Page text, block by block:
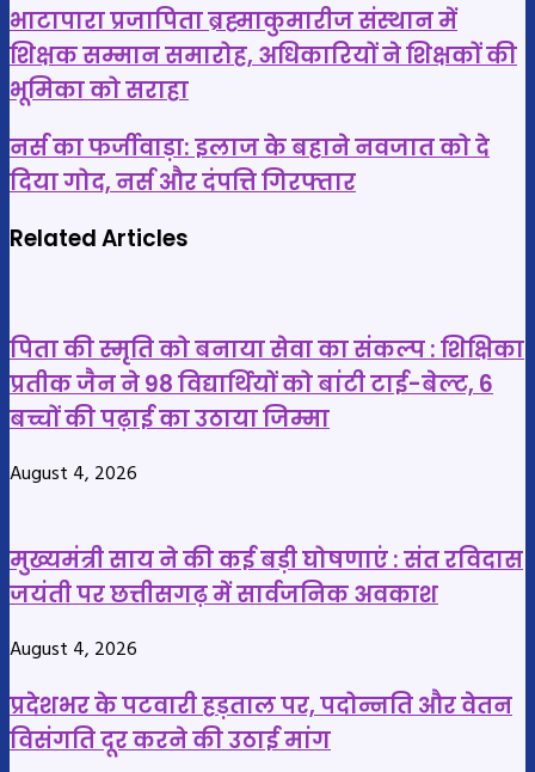
भाटापारा
प्रजापिता
ब्रह्माकुमारीज
संस्थान
में
शिक्षक
समारोह,
शिक्षकों
की
भूमिका
को
भाटापारा प्रजापिता ब्रह्माकुमारीज संस्थान में
शिक्षक सम्मान समारोह, अधिकारियों ने शिक्षकों की
भूमिका को सराहा
नर्स
का
इलाज
नवजात
को
दे
दिया
नर्स
दंपत्ति
गिरफ्तार
नर्स का फर्जीवाड़ा: इलाज के बहाने नवजात को दे
दिया गोद, नर्स और दंपत्ति गिरफ्तार
Related Articles
पिता की स्मृति को बनाया सेवा का संकल्प : शिक्षिका
प्रतीक जैन ने 98 विद्यार्थियों को बांटी टाई-बेल्ट, 6
बच्चों की पढ़ाई का उठाया जिम्मा
August 4, 2026
मुख्यमंत्री साय ने की कई बड़ी घोषणाएं : संत रविदास
जयंती पर छत्तीसगढ़ में सार्वजनिक अवकाश
August 4, 2026
प्रदेशभर के पटवारी हड़ताल पर, पदोन्नति और वेतन
विसंगति दूर करने की उठाई मांग